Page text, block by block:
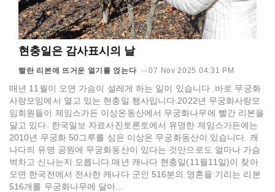
현충일은 감사표시의 날
빨란 리본에 뜨거운 열기를 얹는다 -- 07 Nov 2025 04:31 PM
매년 11월이 오면 가슴이 설레게 하는 일이 있습니다 .바로 무궁화
사랑모임에서 열고 있는 현충일 행사입니다.2022년 무궁화사랑모
임회원들이 제임스가든 이상온동산에서 무궁화나무에 빨간 리본을
달고 있다. 한국일보 자료사진토론토에서 유명한 제임스가든에는
2010년 무궁화 50그루를 심은 이상온 무궁화동산이 있습니다. 캐
나다의 유명 공원에 무궁화동산이 있다는 것만으로도 얼마나 가슴
벅차고 신나는지 모릅니다.매년 캐나다 현충일(11월11일)이 찾아
오면 한국전에서 전사한 캐나다 군인 516분의 영혼을 기리는 리본
516개를 무궁화나무에 달아...